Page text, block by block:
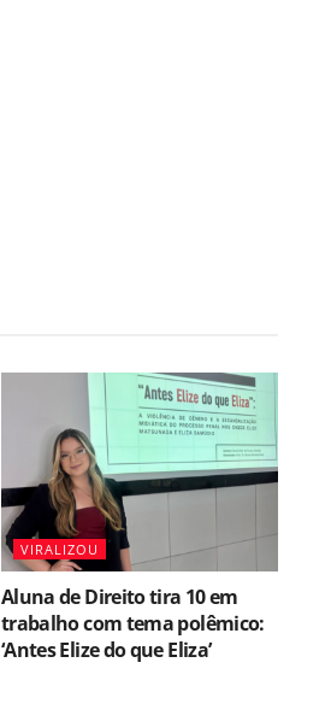
VIRALIZOU
Aluna de Direito tira 10 em
trabalho com tema polêmico:
‘Antes Elize do que Eliza’